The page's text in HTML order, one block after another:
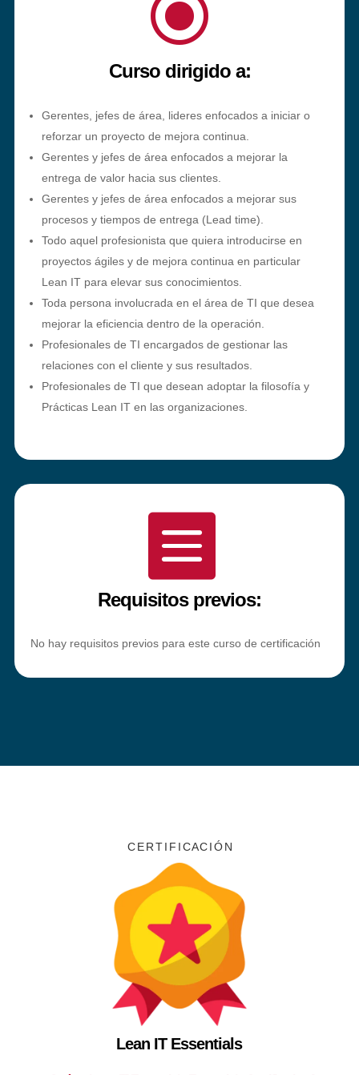
\
Curso dirigido a:
Gerentes, jefes de área, lideres enfocados a iniciar o
reforzar un proyecto de mejora continua.
Gerentes y jefes de área enfocados a mejorar la
entrega de valor hacia sus clientes.
Gerentes y jefes de área enfocados a mejorar sus
procesos y tiempos de entrega (Lead time).
Todo aquel profesionista que quiera introducirse en
proyectos ágiles y de mejora continua en particular
Lean IT para elevar sus conocimientos.
Toda persona involucrada en el área de TI que desea
mejorar la eficiencia dentro de la operación.
Profesionales de TI encargados de gestionar las
relaciones con el cliente y sus resultados.
Profesionales de TI que desean adoptar la filosofía y
Prácticas Lean IT en las organizaciones.

Requisitos previos:
No hay requisitos previos para este curso de certificación
C E R T I F I C A C I Ó N
Lean IT Essentials